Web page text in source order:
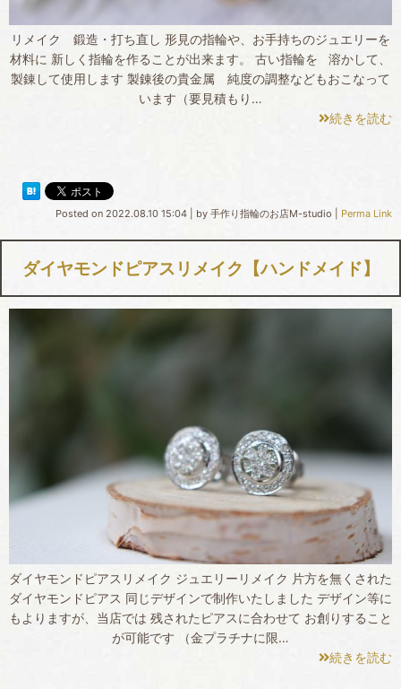
リメイク 鍛造・打ち直し 形見の指輪や、お手持ちのジュエリーを
材料に 新しく指輪を作ることが出来ます。 古い指輪を 溶かして、
製錬して使用します 製錬後の貴金属 純度の調整などもおこなって
います（要見積もり…
続きを読む
Posted on 2022.08.10 15:04 by 手作り指輪のお店M-studio Perma Link
ダイヤモンドピアスリメイク【ハンドメイド】
ダイヤモンドピアスリメイク ジュエリーリメイク 片方を無くされた
ダイヤモンドピアス 同じデザインで制作いたしました デザイン等に
もよりますが、当店では 残されたピアスに合わせて お創りすること
が可能です （金プラチナに限…
続きを読む